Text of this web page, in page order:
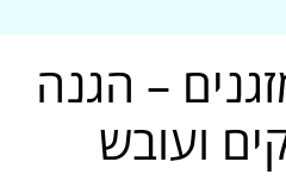
– הגנה
ועובש